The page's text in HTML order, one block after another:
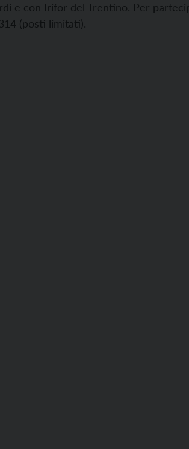
e con Irifor del Trentino. Per
(posti limitati).